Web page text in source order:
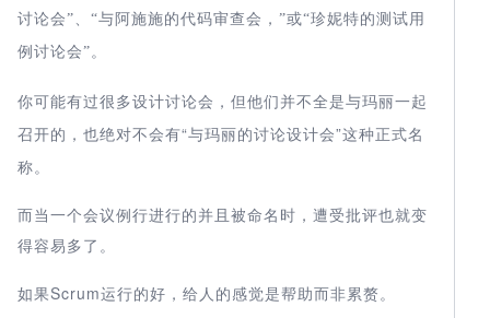
讨论会”、“与阿施施的代码审查会，”或“珍妮特的测试用
例讨论会”。
你可能有过很多设计讨论会，但他们并不全是与玛丽一起
召开的，也绝对不会有“与玛丽的讨论设计会”这种正式名
称。
而当一个会议例行进行的并且被命名时，遭受批评也就变
得容易多了。
如果 Scrum运行的好，给人的感觉是帮助而非累赘。